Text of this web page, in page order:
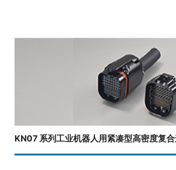
KN07 系列工业机器人用紧凑型高密度复